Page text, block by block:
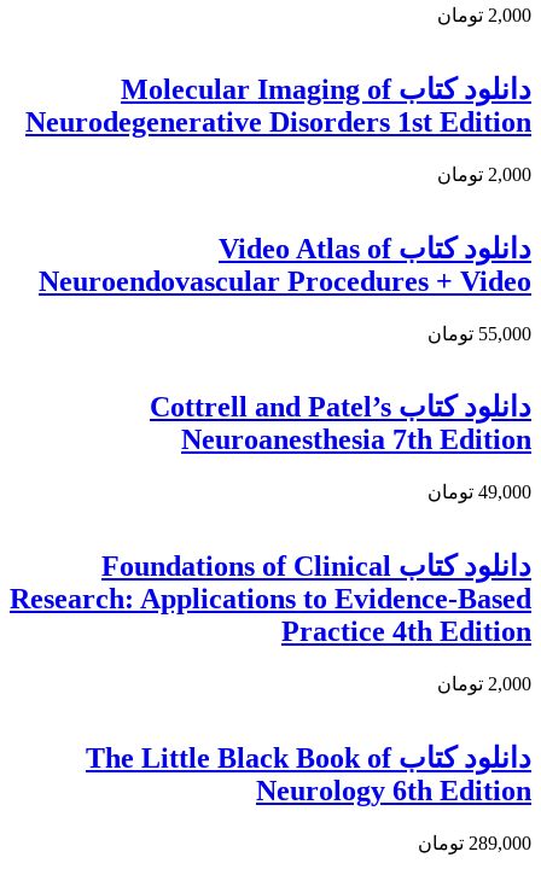
2,000 تومان
دانلود کتاب Molecular Imaging of
Neurodegenerative Disorders 1st Edition
2,000 تومان
دانلود کتاب Video Atlas of
Neuroendovascular Procedures + Video
55,000 تومان
دانلود كتاب Cottrell and Patel’s
Neuroanesthesia 7th Edition
49,000 تومان
دانلود كتاب Foundations of Clinical
Research: Applications to Evidence-Based
Practice 4th Edition
2,000 تومان
دانلود کتاب The Little Black Book of
Neurology 6th Edition
289,000 تومان